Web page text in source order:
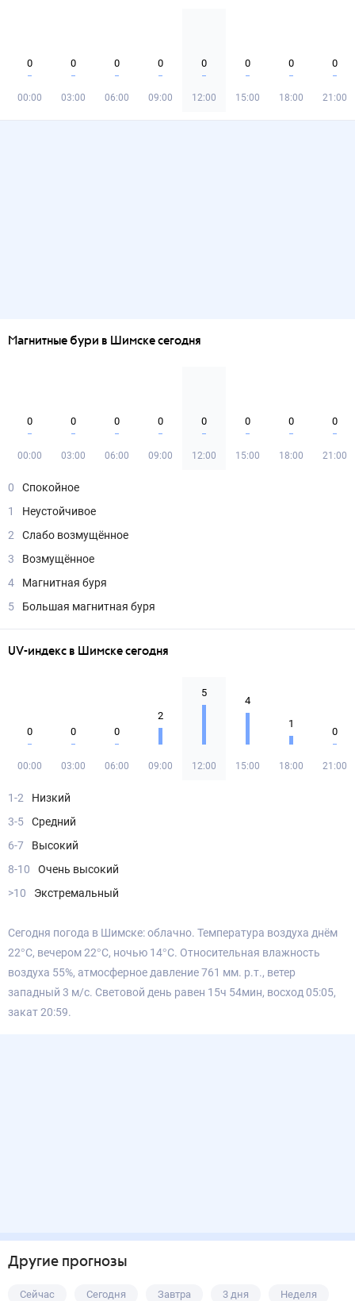
0
00:00
0
03:00
0
06:00
0
09:00
0
12:00
0
15:00
0
18:00
0
21:00
Магнитные бури в Шимске сегодня
0
00:00
0
03:00
0
06:00
0
09:00
0
12:00
0
15:00
0
18:00
0
21:00
0
Спокойное
1
Неустойчивое
2
Слабо возмущённое
3
Возмущённое
4
Магнитная буря
5
Большая магнитная буря
UV-индекс в Шимске сегодня
0
00:00
0
03:00
0
06:00
2
09:00
5
12:00
4
15:00
1
18:00
0
21:00
1-2
Низкий
3-5
Средний
6-7
Высокий
8-10
Очень высокий
>10
Экстремальный
Сегодня погода в Шимске: облачно. Температура воздуха днём
22°С, вечером 22°С, ночью 14°С. Относительная влажность
воздуха 55%, атмосферное давление 761 мм. р.т., ветер
западный 3 м/с. Световой день равен 15ч 54мин, восход 05:05,
закат 20:59.
Другие прогнозы
Сейчас Сегодня Завтра 3 дня Неделя